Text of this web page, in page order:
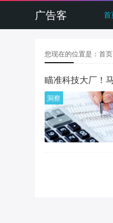
广告客 首
您现在的位置是： 首页
瞄准科技大厂！
洞察